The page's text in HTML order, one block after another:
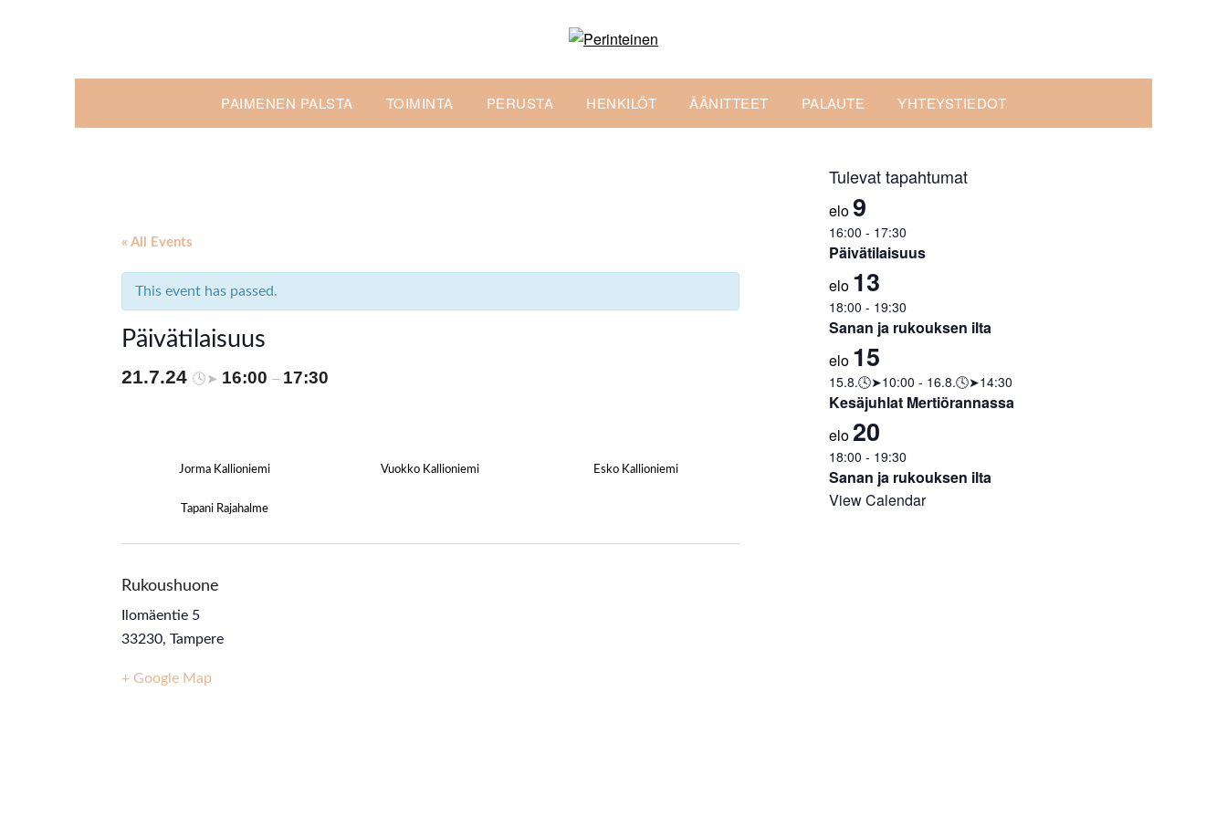
PAIMENEN PALSTA TOIMINTA PERUSTA HENKILÖT ÄÄNITTEET PALAUTE YHTEYSTIEDOT
« All Events
This event has passed.
Päivätilaisuus
21.7.24🕓➤ 16:00– 17:30
Jorma Kallioniemi Vuokko Kallioniemi Esko Kallioniemi
Tapani Rajahalme
Rukoushuone
Ilomäentie 5
33230, Tampere
+ Google Map
Tulevat tapahtumat
elo9
16:00 - 17:30
Päivätilaisuus
elo 13
18:00 - 19:30
Sanan ja rukouksen ilta
elo 15
15.8.🕓➤10:00 - 16.8.🕓➤14:30
Kesäjuhlat Mertiörannassa
elo20
18:00 - 19:30
Sanan ja rukouksen ilta
View Calendar